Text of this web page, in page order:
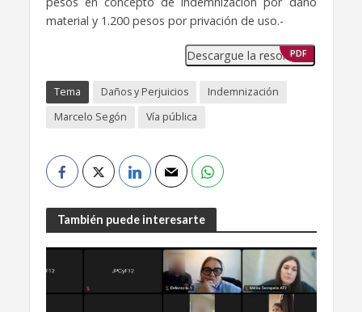
material y 1.200 pesos por privación de uso.-
Descargue la resolución
PDF
Tema Daños y Perjuicios
Indemnización
Marcelo Segón
Vía pública
También puede interesarte